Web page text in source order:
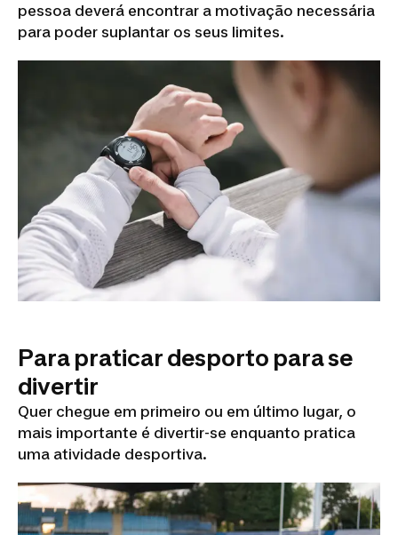
pessoa deverá encontrar a motivação necessária
para poder suplantar os seus limites.
Para praticar desporto para se
divertir
Quer chegue em primeiro ou em último lugar, o
mais importante é divertir-se enquanto pratica
uma atividade desportiva.